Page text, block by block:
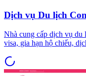
Dịch vụ Du lịch
Nhà cung cấp dịch vụ du
visa, gia hạn hộ chiếu,